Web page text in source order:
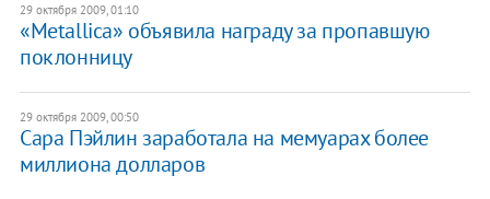
29 октября 2009, 01:10
«Metallica» объявила награду за пропавшую
поклонницу
29 октября 2009, 00:50
Сара Пэйлин заработала на мемуарах более
миллиона долларов